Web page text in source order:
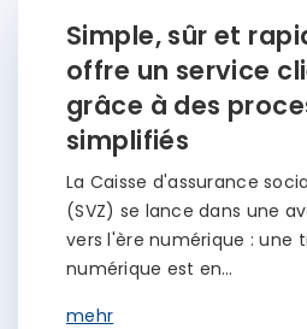
Simple, sûr et
offre un service
grâce à des
simplifiés
La Caisse d'assurance
(SVZ) se lance dans une
vers l'ère numérique : une
numérique est en…
mehr